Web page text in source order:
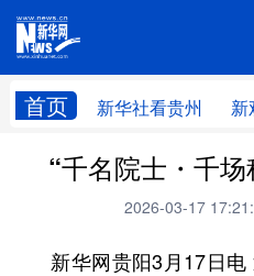
首页 新华社看贵州 新
网
新华社看贵州 新观察
贵州领导
专题 访谈
“千名院士・千
2026-03-17
新华网贵阳3月17日电